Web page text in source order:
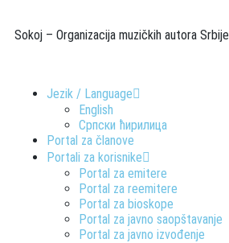
Sokoj – Organizacija muzičkih autora Srbije
Jezik / Language
English
Српски ћирилица
Portal za članove
Portali za korisnike
Portal za emitere
Portal za reemitere
Portal za bioskope
Portal za javno saopštavanje
Portal za javno izvođenje